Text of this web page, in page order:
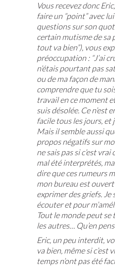
Vous recevez donc
faire un “point” avec
questions sur son
certain mutisme de sa
tout va bien”), vous
préoccupation : “J’ai
n’étais pourtant pas
ou de ma façon de
comprendre que tu
travail en ce moment et
suis désolée. Ce n’est
facile tous les jours, et
Mais il semble aussi
propos négatifs sur
ne sais pas si c’est
mal été interprétés,
dire que ces rumeurs
mon bureau est
exprimer des griefs. Je
écouter et pour
Tout le monde peut
les autres… Qu’en
Eric, un peu interdit,
va bien, même si c’est
temps n’ont pas été